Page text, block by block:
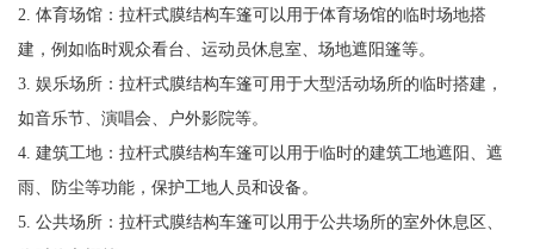
2. 体育场馆：拉杆式膜结构车篷可以用于体育场馆的临时场地搭
建，例如临时观众看台、运动员休息室、场地遮阳篷等。
3. 娱乐场所：拉杆式膜结构车篷可用于大型活动场所的临时搭建，
如音乐节、演唱会、户外影院等。
4. 建筑工地：拉杆式膜结构车篷可以用于临时的建筑工地遮阳、遮
雨、防尘等功能，保护工地人员和设备。
5. 公共场所：拉杆式膜结构车篷可以用于公共场所的室外休息区、